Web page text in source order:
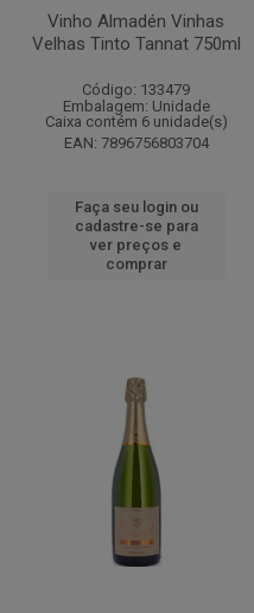
Vinho Almadén Vinhas
Velhas Tinto Tannat 750ml
Código: 133479
Embalagem: Unidade
Caixa contém 6 unidade(s)
EAN: 7896756803704
Faça seu login ou
cadastre-se para
ver preços e
comprar